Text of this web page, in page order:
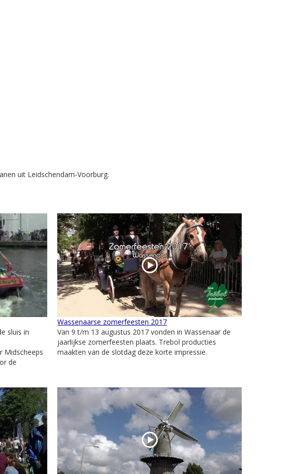
uit Leidschendam-Voorburg.
sluis in
Midscheeps
de
Wassenaarse zomerfeesten 2017
Van 9 t/m 13 augustus 2017 vonden in Wassenaar de
jaarlijkse zomerfeesten plaats. Trebol producties
maakten van de slotdag deze korte impressie.